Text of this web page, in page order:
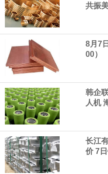
心技术等多项已商业化
用人形机器人、四足机
美国总统特朗普6日否认
所做的工作“非常满意”
他与赫格塞思就弹药短
言”，他对赫格塞思所做
纽约期银突破64美元/盎
共振
8月7
00）
韩企
人机
长江
价 7